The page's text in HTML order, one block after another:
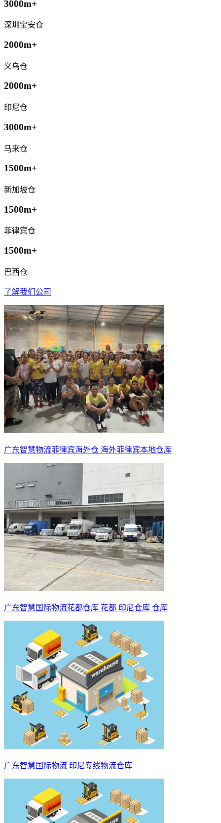
3000m+
深圳宝安仓
2000m+
义乌仓
2000m+
印尼仓
3000m+
马来仓
1500m+
新加坡仓
1500m+
菲律宾仓
1500m+
巴西仓
了解我们公司
广东智慧物流菲律宾海外仓 海外菲律宾本地仓库
广东智慧国际物流花都仓库 花都 印尼仓库 仓库
广东智慧国际物流 印尼专线物流仓库